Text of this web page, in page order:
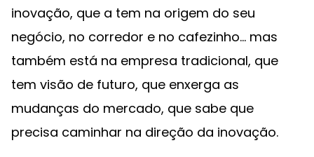
inovação, que a tem na origem do seu
negócio, no corredor e no cafezinho... mas
também está na empresa tradicional, que
tem visão de futuro, que enxerga as
mudanças do mercado, que sabe que
precisa caminhar na direção da inovação.